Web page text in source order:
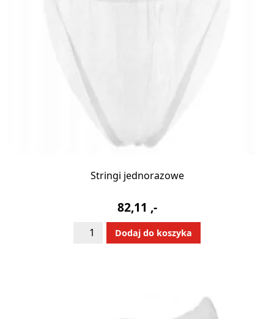
Stringi jednorazowe
82,11 ,-
ilość
Dodaj do koszyka
Alternative: